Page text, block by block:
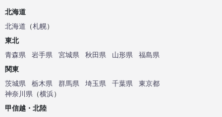
北海道
北海道 （札幌）
東北
青森県
岩手県 宮城県 秋田県 山形県
福島県
関東
茨城県
栃木県 群馬県 埼玉県 千葉県
東京都
神奈川県 （横浜）
甲信越・北陸